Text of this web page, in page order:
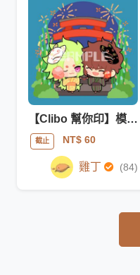
【Clibo 幫你印】模板委託｜授權製檔
截止 NT$ 60
雞丁 (84)